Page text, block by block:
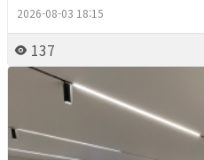
2026-08-03 18:15
137